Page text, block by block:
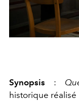
Synopsis :
historique